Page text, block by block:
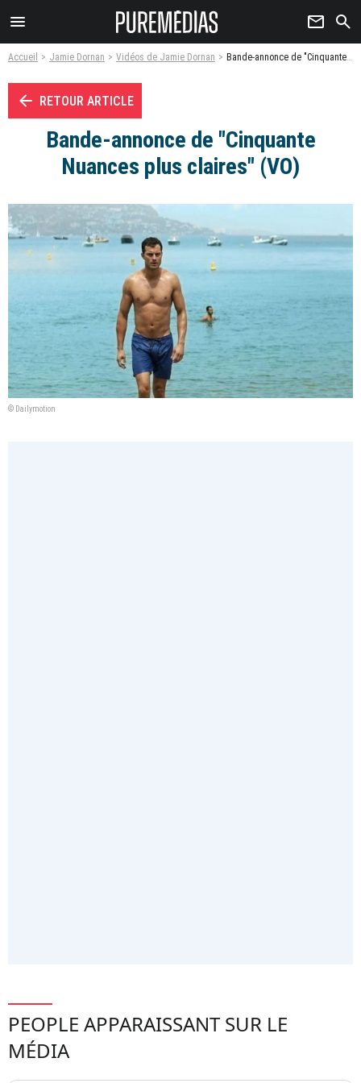
menu newsletter search
Accueil Jamie Dornan Vidéos de Jamie Dornan Bande-annonce de "Cinquante Nuances plus claires" (VO) - Vidéo
arrow_left RETOUR ARTICLE
Bande-annonce de "Cinquante
Nuances plus claires" (VO)
© Dailymotion
PEOPLE APPARAISSANT SUR LE
MÉDIA